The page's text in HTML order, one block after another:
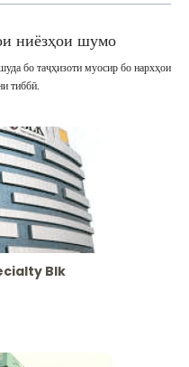
ниёзҳои шумо
бо таҷҳизоти муосир бо нархҳои
тиббӣ.
Blk